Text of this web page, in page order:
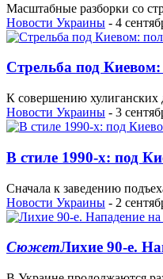
Масштабные разборки со
Новости Украины - 4
Стрельба под
К совершению хулиганских
Новости Украины - 3
В стиле 1990-х: под
Сначала к заведению
Новости Украины - 2
СюжетЛихие 90-е.